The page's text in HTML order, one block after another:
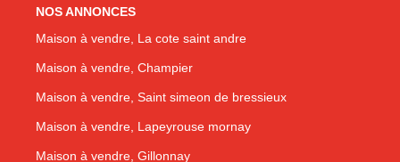
NOS ANNONCES
Maison à vendre, La cote saint andre
Maison à vendre, Champier
Maison à vendre, Saint simeon de bressieux
Maison à vendre, Lapeyrouse mornay
Maison à vendre, Gillonnay